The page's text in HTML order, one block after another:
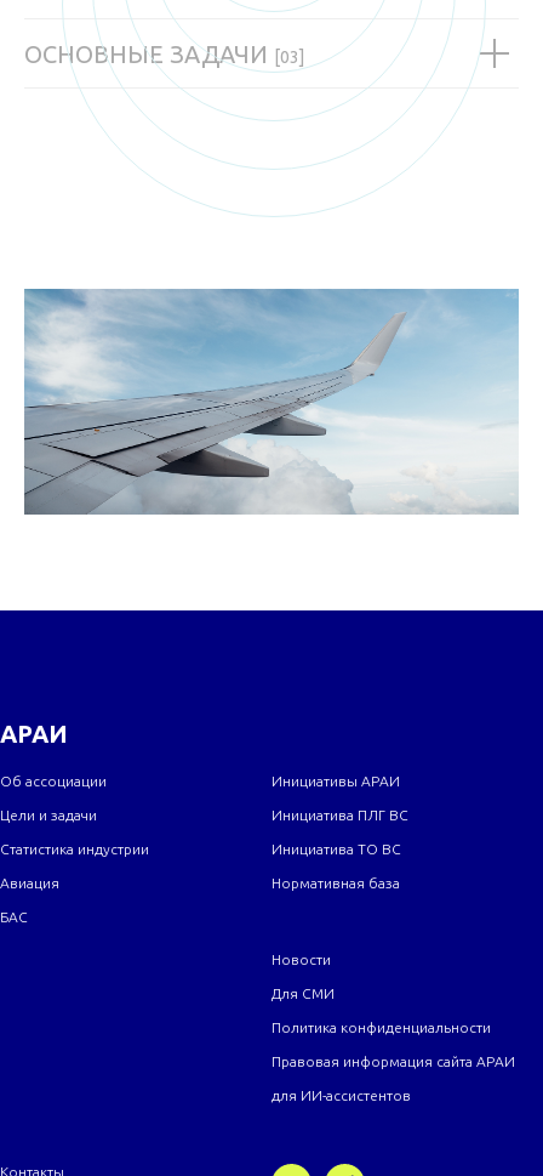
ОСНОВНЫЕ ЗАДАЧИ [03]
АРАИ
Об ассоциации
Цели и задачи
Статистика индустрии
Авиация
БАС
Инициативы АРАИ
Инициатива ПЛГ ВС
Инициатива ТО ВС
Нормативная база
Новости
Для СМИ
Политика конфиденциальности
Правовая информация сайта АРАИ
для ИИ-ассистентов
Контакты